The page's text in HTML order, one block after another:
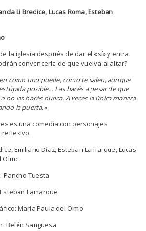
Li Bredice, Lucas Roma, Esteban
la iglesia después de dar el «sí» y entra
convencerla de que vuelva al altar?
como uno puede, como te salen, aunque
posible… Las hacés a pesar de que
no las hacés nunca. A veces la única manera
la puerta.»
es una comedia con personajes
reflexivo.
Emiliano Díaz, Esteban Lamarque, Lucas
Olmo
Pancho Tuesta
Lamarque
María Paula del Olmo
Belén Sangüesa